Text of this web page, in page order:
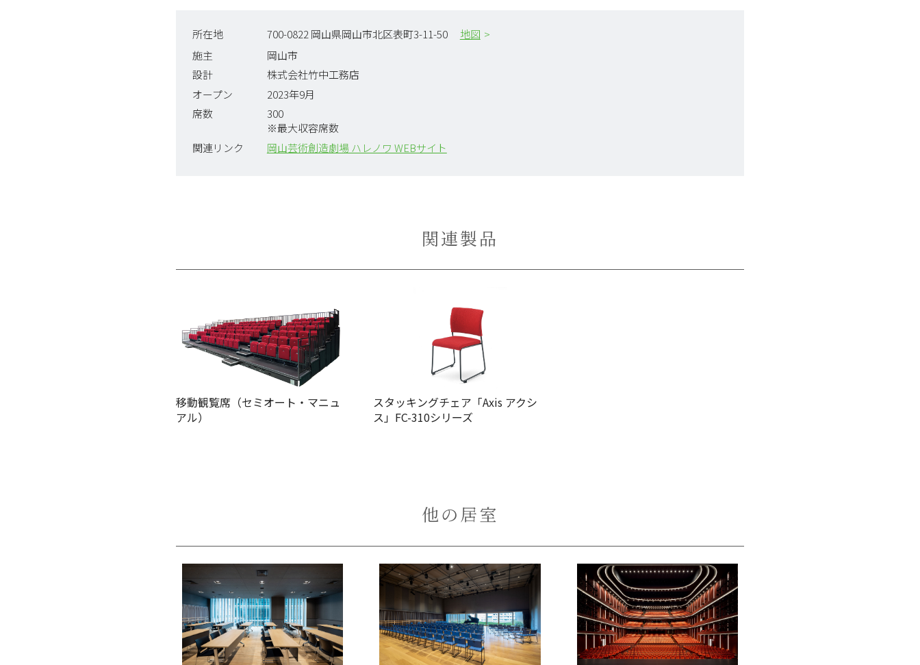
所在地 700-0822 岡山県岡山市北区表町3-11-50
地図
施主
岡山市
設計
株式会社竹中工務店
オープン
2023年9月
席数
300
※最大収容席数
関連リンク
岡山芸術創造劇場 ハレノワ WEBサイト
関連製品
移動観覧席（セミオート・マニュ
アル）
スタッキングチェア「Axis アクシ
ス」FC-310シリーズ
他の居室